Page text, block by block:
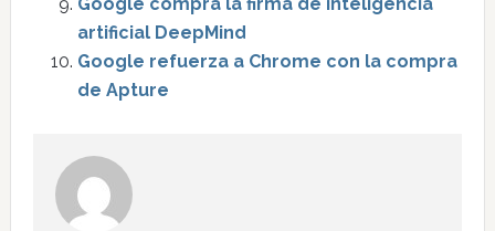
artificial DeepMind
Google refuerza a Chrome con la compra
de Apture